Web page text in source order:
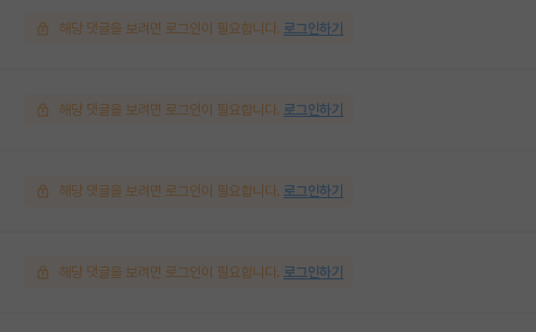
해당 댓글을 보려면 로그인이 필요합니다. 로그인하기
해당 댓글을 보려면 로그인이 필요합니다. 로그인하기
해당 댓글을 보려면 로그인이 필요합니다. 로그인하기
해당 댓글을 보려면 로그인이 필요합니다. 로그인하기